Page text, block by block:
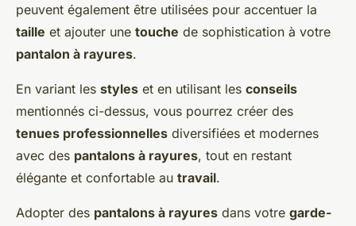
peuvent également être utilisées pour accentuer la
taille et ajouter une touche de sophistication à votre
pantalon à rayures.
En variant les styles et en utilisant les conseils
mentionnés ci-dessus, vous pourrez créer des
tenues professionnelles diversifiées et modernes
avec des pantalons à rayures, tout en restant
élégante et confortable au travail.
Adopter des pantalons à rayures dans votre garde-